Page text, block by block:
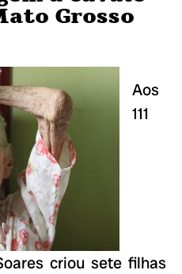
Grosso
Aos
111
criou sete filhas